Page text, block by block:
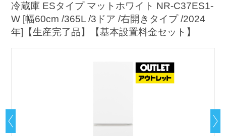
冷蔵庫 ESタイプ マットホワイト NR-C37ES1-
W [幅60cm /365L /3ドア /右開きタイプ /2024
年]【生産完了品】【基本設置料金セット】